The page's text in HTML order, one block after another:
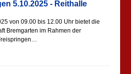
5.10.2025 - Reithalle
von 09.00 bis 12.00 Uhr bietet die
Bremgarten im Rahmen der